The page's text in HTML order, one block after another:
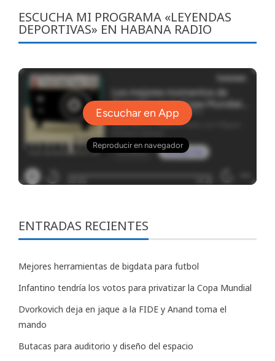
ESCUCHA MI PROGRAMA «LEYENDAS
DEPORTIVAS» EN HABANA RADIO
ENTRADAS RECIENTES
Mejores herramientas de bigdata para futbol
Infantino tendría los votos para privatizar la Copa Mundial
Dvorkovich deja en jaque a la FIDE y Anand toma el
mando
Butacas para auditorio y diseño del espacio